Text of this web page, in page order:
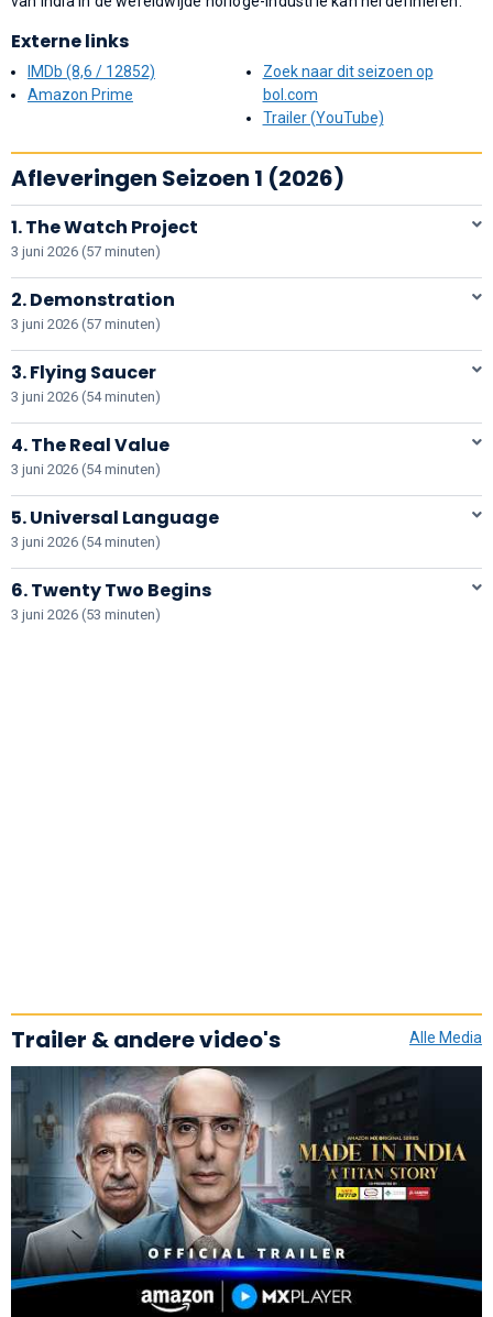
Externe links
IMDb (8,6 / 12852)
Amazon Prime
Zoek naar dit seizoen op
bol.com
Trailer (YouTube)
Afleveringen Seizoen 1 (2026)
1. The Watch Project
3 juni 2026 (57 minuten)
2. Demonstration
3 juni 2026 (57 minuten)
3. Flying Saucer
3 juni 2026 (54 minuten)
4. The Real Value
3 juni 2026 (54 minuten)
5. Universal Language
3 juni 2026 (54 minuten)
6. Twenty Two Begins
3 juni 2026 (53 minuten)
Trailer & andere video's Alle Media